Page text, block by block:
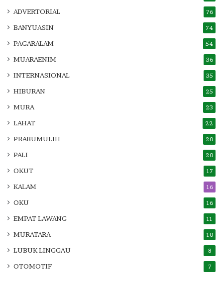
ADVERTORIAL 76
BANYUASIN 74
PAGARALAM 54
MUARAENIM 36
INTERNASIONAL 35
HIBURAN 25
MURA 23
LAHAT 22
PRABUMULIH 20
PALI 20
OKUT 17
KALAM 16
OKU 16
EMPAT LAWANG 11
MURATARA 10
LUBUK LINGGAU 8
OTOMOTIF 7